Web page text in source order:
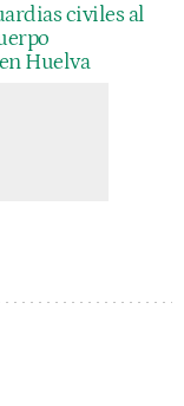
civiles al
Huelva